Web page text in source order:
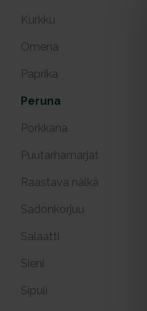
Kurkku
Omena
Paprika
Peruna
Porkkana
Puutarhamarjat
Raastava nälkä
Sadonkorjuu
Salaatti
Sieni
Sipuli